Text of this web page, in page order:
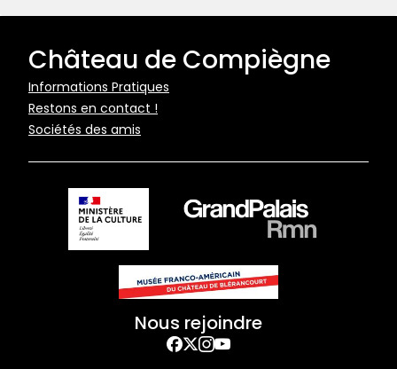
Château de Compiègne
Pied
de
page
Informations Pratiques
Restons en contact !
Sociétés des amis
Nous rejoindre
Facebook
TwitterInstagram
YouTube